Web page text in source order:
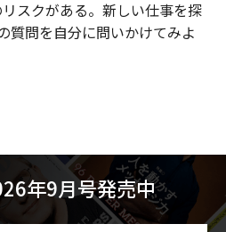
スクがある。新しい仕事を探
質問を自分に問いかけてみよ
年9月号発売中